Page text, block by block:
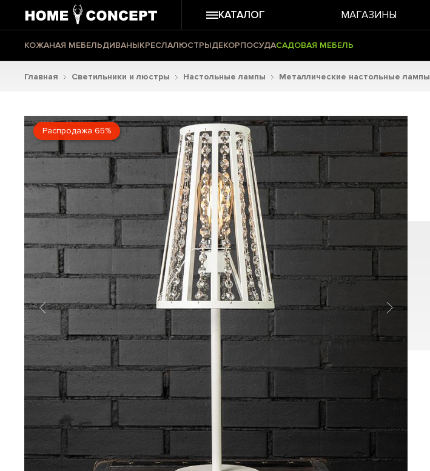
КАТАЛОГ МАГАЗИНЫ
КОЖАНАЯ МЕБЕЛЬДИВАНЫКРЕСЛАЛЮСТРЫДЕКОРПОСУДАСАДОВАЯ МЕБЕЛЬ
Главная Светильники и люстры Настольные лампы Металлические настольные лампы
Распродажа 65%